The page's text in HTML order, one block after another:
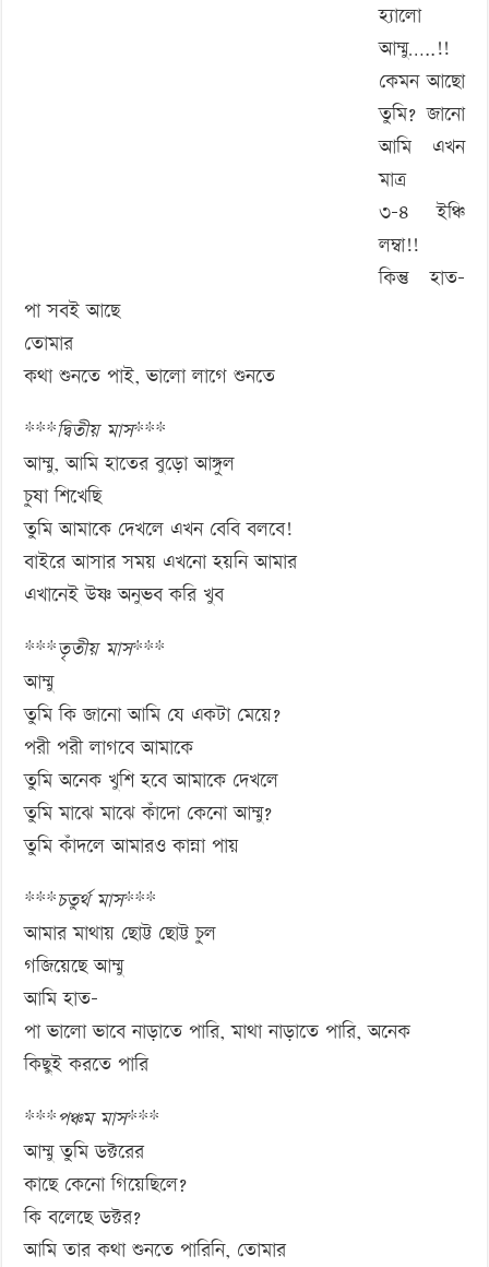
হ্যালো
আম্মু…..!!
কেমন আছো
তুমি? জানো
আমি এখন
মাত্র
৩-৪ ইঞ্চি
লম্বা!!
কিন্তু হাত-
পা সবই আছে
তোমার
কথা শুনতে পাই, ভালো লাগে শুনতে
***দ্বিতীয় মাস***
আম্মু, আমি হাতের বুড়ো আঙ্গুল
চুষা শিখেছি
তুমি আমাকে দেখলে এখন বেবি বলবে!
বাইরে আসার সময় এখনো হয়নি আমার
এখানেই উষ্ণ অনুভব করি খুব
***তৃতীয় মাস***
আম্মু
তুমি কি জানো আমি যে একটা মেয়ে?
পরী পরী লাগবে আমাকে
তুমি অনেক খুশি হবে আমাকে দেখলে
তুমি মাঝে মাঝে কাঁদো কেনো আম্মু?
তুমি কাঁদলে আমারও কান্না পায়
***চতুর্থ মাস***
আমার মাথায় ছোট্ট ছোট্ট চুল
গজিয়েছে আম্মু
আমি হাত-
পা ভালো ভাবে নাড়াতে পারি, মাথা নাড়াতে পারি, অনেক
কিছুই করতে পারি
***পঞ্চম মাস***
আম্মু তুমি ডক্টরের
কাছে কেনো গিয়েছিলে?
কি বলেছে ডক্টর?
আমি তার কথা শুনতে পারিনি, তোমার